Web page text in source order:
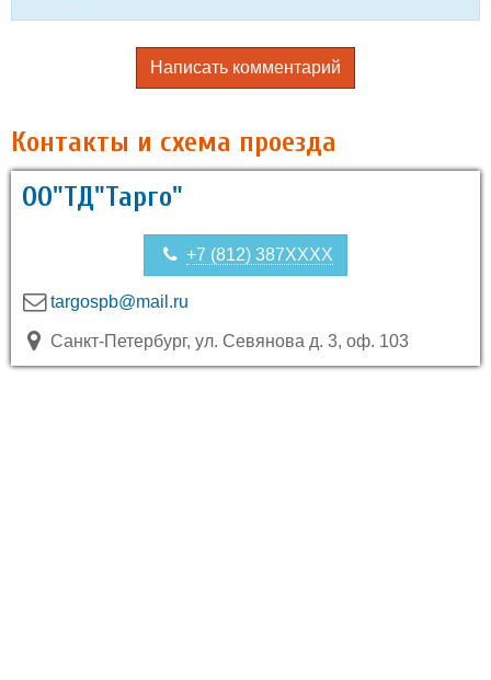
Написать комментарий
Контакты и схема проезда
ОО"ТД"Тарго"
+7 (812) 387XXXX
targospb@mail.ru
Санкт-Петербург, ул. Севянова д. 3, оф. 103